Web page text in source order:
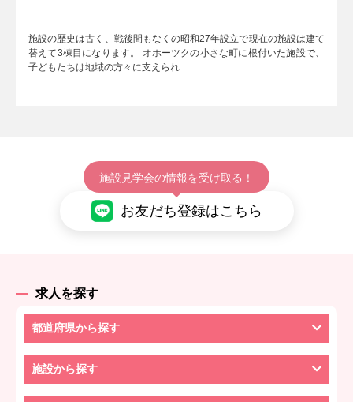
施設の歴史は古く、戦後間もなくの昭和27年設立で現在の施設は建て
替えて3棟目になります。 オホーツクの小さな町に根付いた施設で、
子どもたちは地域の方々に支えられ…
施設見学会の情報を受け取る！
お友だち登録はこちら
求人を探す
都道府県から探す
施設から探す